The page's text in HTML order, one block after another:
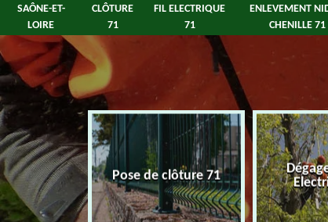
SAÔNE-ET-
LOIRE
CLÔTURE
71
FIL ELECTRIQUE
71
ENLEVEMENT
CHENILLE 71
Saône-et-
Pose de clôture 71